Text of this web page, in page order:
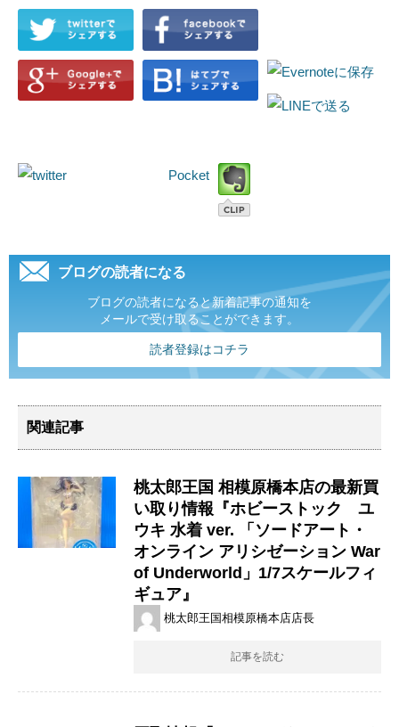
Pocket
ブログの読者になる
ブログの読者になると新着記事の通知を
メールで受け取ることができます。
読者登録はコチラ
関連記事
桃太郎王国 相模原橋本店の最新買
い取り情報『ホビーストック ユ
ウキ 水着 ver. 「ソードアート・
オンライン アリシゼーション War
of Underworld」1/7スケールフィ
ギュア』
桃太郎王国相模原橋本店店長
記事を読む